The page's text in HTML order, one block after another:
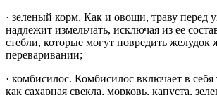
· зеленый корм. Как и овощи, траву перед
надлежит измельчать, исключая из ее
стебли, которые могут повредить желудок
переваривании;
· комбисилос. Комбисилос включает в
как сахарная свекла, морковь, капуста,